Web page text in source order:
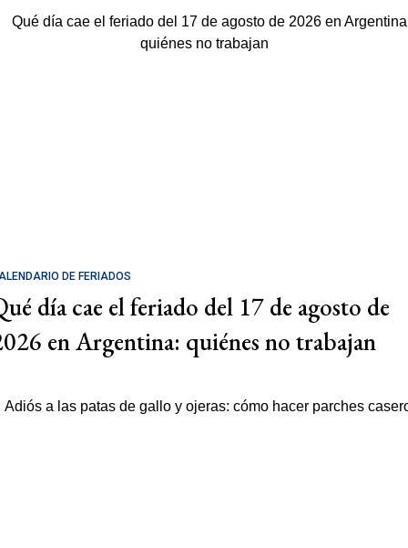
DE FERIADOS
día cae el feriado del 17 de agosto de
en Argentina: quiénes no trabajan